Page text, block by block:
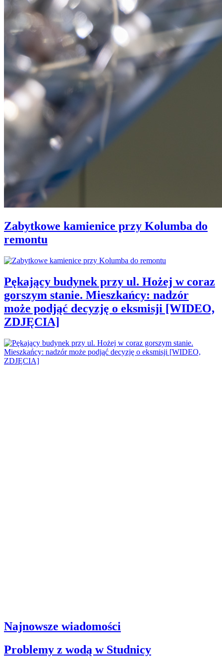
Zabytkowe kamienice przy Kolumba do
remontu
Pękający budynek przy ul. Hożej w coraz
gorszym stanie. Mieszkańcy: nadzór
może podjąć decyzję o eksmisji [WIDEO,
ZDJĘCIA]
Najnowsze wiadomości
Problemy z wodą w Studnicy